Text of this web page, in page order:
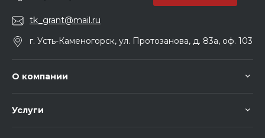
tk_grant@mail.ru
г. Усть-Каменогорск, ул. Протозанова, д. 83а, оф. 103
О компании
Услуги